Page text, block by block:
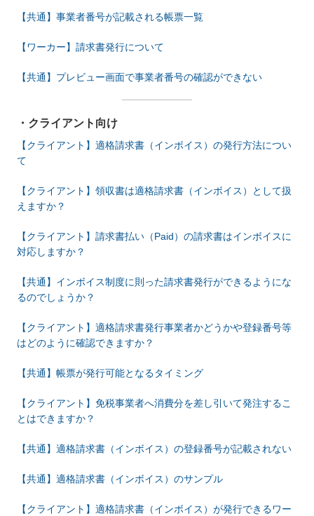
【共通】事業者番号が記載される帳票一覧
【ワーカー】請求書発行について
【共通】プレビュー画面で事業者番号の確認ができない
・クライアント向け
【クライアント】適格請求書（インボイス）の発行方法につい
て
【クライアント】領収書は適格請求書（インボイス）として扱
えますか？
【クライアント】請求書払い（Paid）の請求書はインボイスに
対応しますか？
【共通】インボイス制度に則った請求書発行ができるようにな
るのでしょうか？
【クライアント】適格請求書発行事業者かどうかや登録番号等
はどのように確認できますか？
【共通】帳票が発行可能となるタイミング
【クライアント】免税事業者へ消費分を差し引いて発注するこ
とはできますか？
【共通】適格請求書（インボイス）の登録番号が記載されない
【共通】適格請求書（インボイス）のサンプル
【クライアント】適格請求書（インボイス）が発行できるワー